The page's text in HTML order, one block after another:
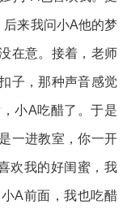
后来我问小A他的梦
在意。接着，老师
子，那种声音感觉
小A吃醋了。于是
一进教室，你一开
欢我的好闺蜜，我
A前面，我也吃醋